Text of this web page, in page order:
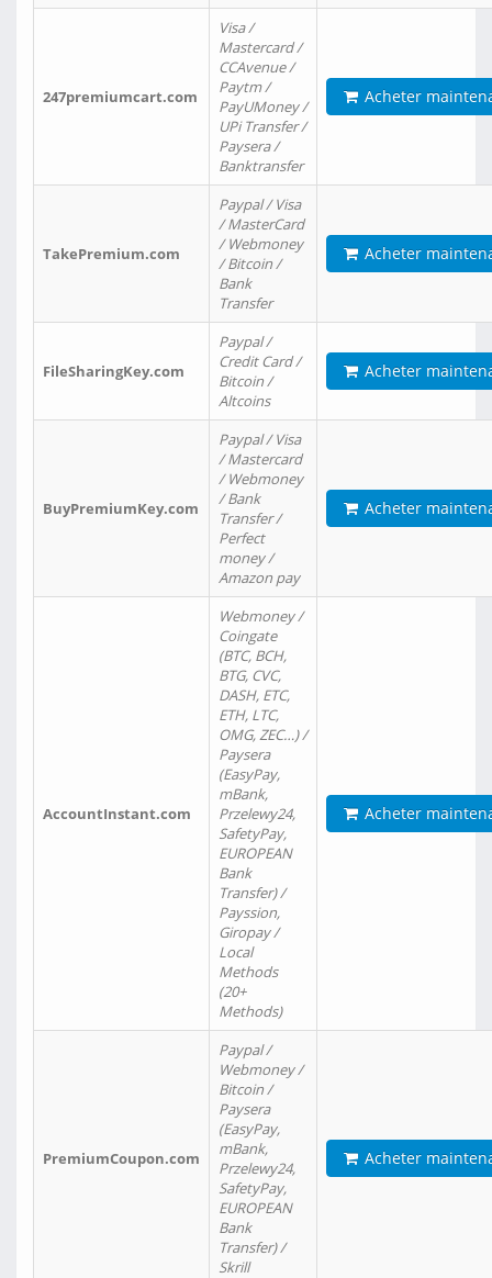
247premiumcart.com
Visa /
Mastercard /
CCAvenue /
Paytm /
PayUMoney /
UPi Transfer /
Paysera /
Banktransfer
Acheter
TakePremium.com
Paypal / Visa
/ MasterCard
/ Webmoney
/ Bitcoin /
Bank
Transfer
Acheter
FileSharingKey.com
Paypal /
Credit Card /
Bitcoin /
Altcoins
Acheter
BuyPremiumKey.com
Paypal / Visa
/ Mastercard
/ Webmoney
/ Bank
Transfer /
Perfect
money /
Amazon pay
Acheter
AccountInstant.com
Webmoney /
Coingate
(BTC, BCH,
BTG, CVC,
DASH, ETC,
ETH, LTC,
OMG, ZEC…) /
Paysera
(EasyPay,
mBank,
Przelewy24,
SafetyPay,
EUROPEAN
Bank
Transfer) /
Payssion,
Giropay /
Local
Methods
(20+
Methods)
Acheter
PremiumCoupon.com
Paypal /
Webmoney /
Bitcoin /
Paysera
(EasyPay,
mBank,
Przelewy24,
SafetyPay,
EUROPEAN
Bank
Transfer) /
Skrill
Acheter